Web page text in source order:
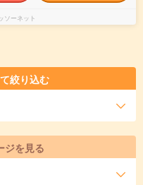
ソーネット
絞り込む
ジを見る